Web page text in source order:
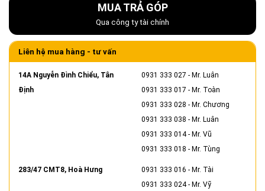
MUA TRẢ GÓP
Qua công ty tài chính
Liên hệ mua hàng - tư vấn
14A Nguyễn Đình Chiểu, Tân
Định
0931 333 027 - Mr. Luân
0931 333 017 - Mr. Toàn
0931 333 028 - Mr. Chương
0931 333 038 - Mr. Luân
0931 333 014- Mr. Vũ
0931 333 018 - Mr. Tùng
283/47 CMT8, Hoà Hưng 0931 333 016 - Mr. Tài
0931 333 024- Mr. Vỹ